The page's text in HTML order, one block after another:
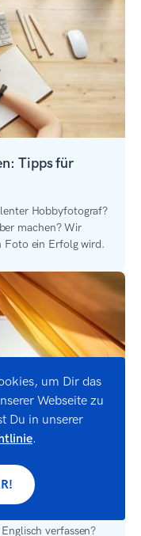
Tipps für
Hobbyfotograf?
machen? Wir
Foto ein Erfolg wird.
Vorlage &
verfassen?
um Dir das
Webseite zu
Du in unserer
.